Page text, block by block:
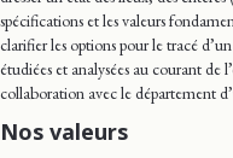
spécifications et les valeurs
clarifier les options pour le tracé
étudiées et analysées au courant de
collaboration avec le département
Nos valeurs